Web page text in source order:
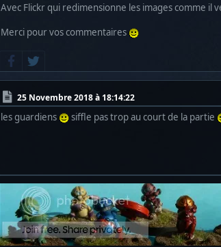
Avec Flickr qui redimensionne les images comme il
Merci pour vos commentaires
25 Novembre 2018 à 18:14:22
les guardiens siffle pas trop au court de la partie